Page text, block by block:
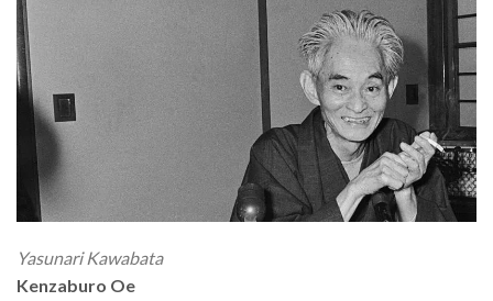
Yasunari Kawabata
Kenzaburo Oe